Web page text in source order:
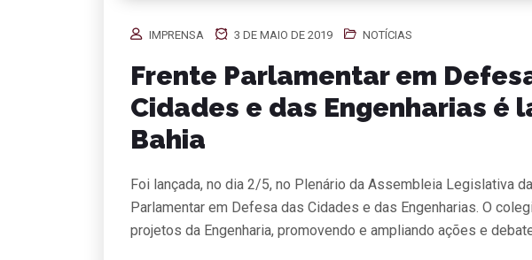
IMPRENSA 3 DE MAIO DE 2019 NOTÍCIAS
Frente Parlamentar em
Cidades e das Engenharias é
Bahia
Foi lançada, no dia 2/5, no Plenário da Assembleia Legislativa
Parlamentar em Defesa das Cidades e das Engenharias. O
projetos da Engenharia, promovendo e ampliando ações e